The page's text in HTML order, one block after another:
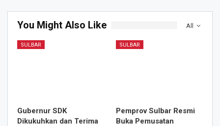
All
You Might Also Like
SULBAR
Gubernur SDK
Dikukuhkan dan Terima
SULBAR
Pemprov Sulbar Resmi
Buka Pemusatan